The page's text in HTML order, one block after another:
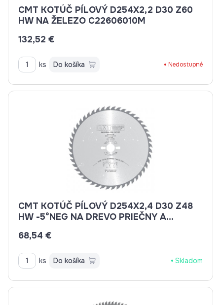
CMT KOTÚČ PÍLOVÝ D254X2,2 D30 Z60
HW NA ŽELEZO C22606010M
132,52 €
ks Do košíka Nedostupné
CMT KOTÚČ PÍLOVÝ D254X2,4 D30 Z48
HW -5°NEG NA DREVO PRIEČNY A
68,54 €
ks Do košíka Skladom